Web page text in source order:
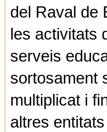
del Raval de
les activitats
serveis
sortosament
multiplicat i
altres